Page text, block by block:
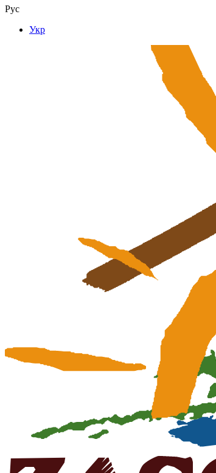
Рус
Укр